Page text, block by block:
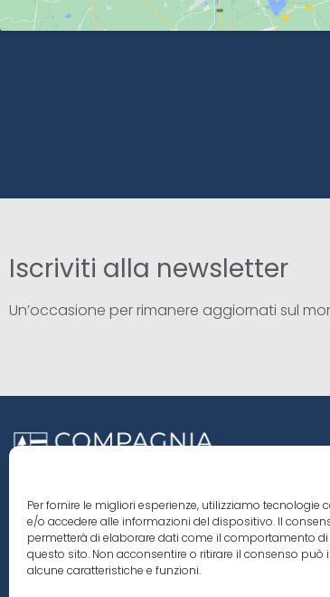
Per fornire le migliori esperienze, utilizziamo tecnologie
e/o accedere alle informazioni del dispositivo. Il
permetterà di elaborare dati come il comportamento
questo sito. Non acconsentire o ritirare il consenso
alcune caratteristiche e funzioni.
Iscriviti alla newsletter
Un’occasione per rimanere aggiornati sul
Siamo nati tra i faggi del bosco del Cansiglio e
ci siamo innamorati del profumo, delle
venature e dei nodi del legno. Abbiamo creato
Compagnia del Legno, una realtà unica nel
territorio per l’importazione di legname